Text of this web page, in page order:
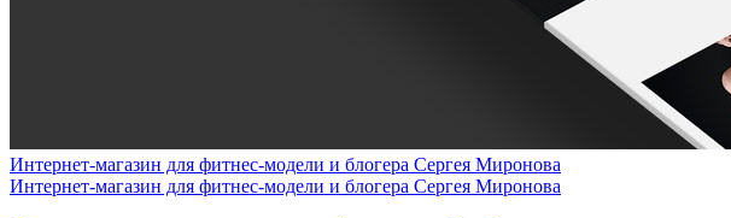
Интернет-магазин для фитнес-модели и блогера Сергея Миронова
Интернет-магазин для фитнес-модели и блогера Сергея Миронова